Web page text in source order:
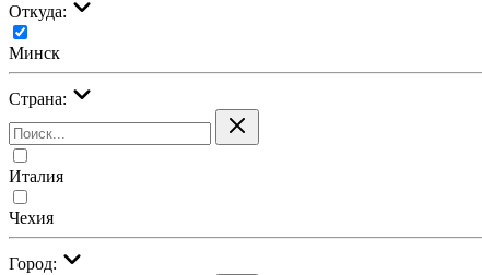
Откуда:
Минск
Страна:
Италия
Чехия
Город: